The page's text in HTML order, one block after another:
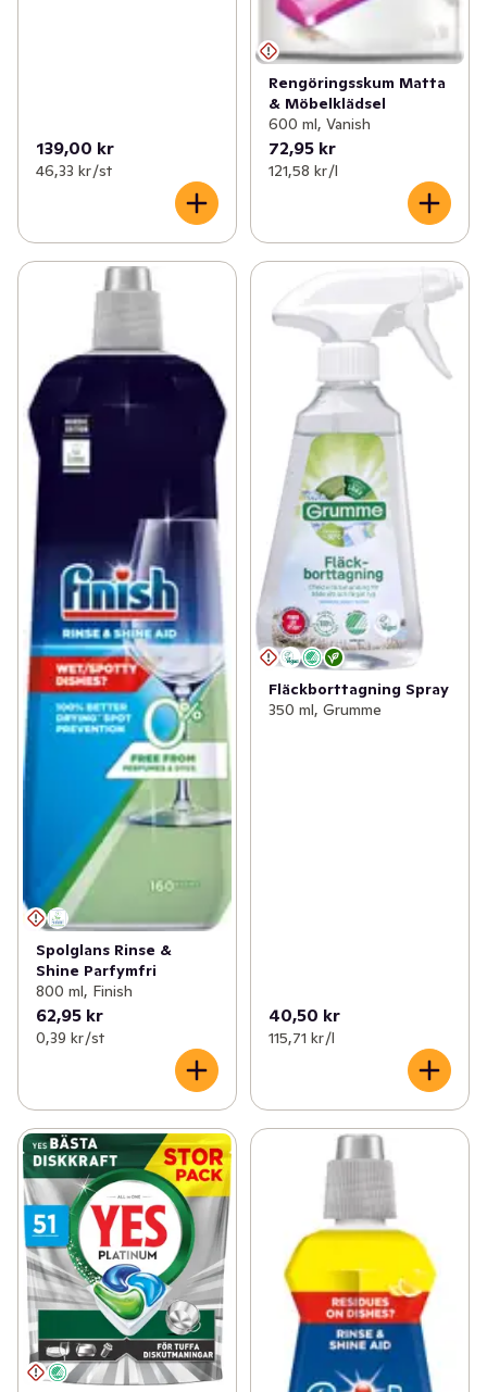
139,00 kr
46,33 kr /st
Rengöringsskum Matta
& Möbelklädsel
600 ml, Vanish
72,95 kr
121,58 kr /l
Spolglans Rinse &
Shine Parfymfri
800 ml, Finish
62,95 kr
0,39 kr /st
Fläckborttagning Spray
350 ml, Grumme
40,50 kr
115,71 kr /l